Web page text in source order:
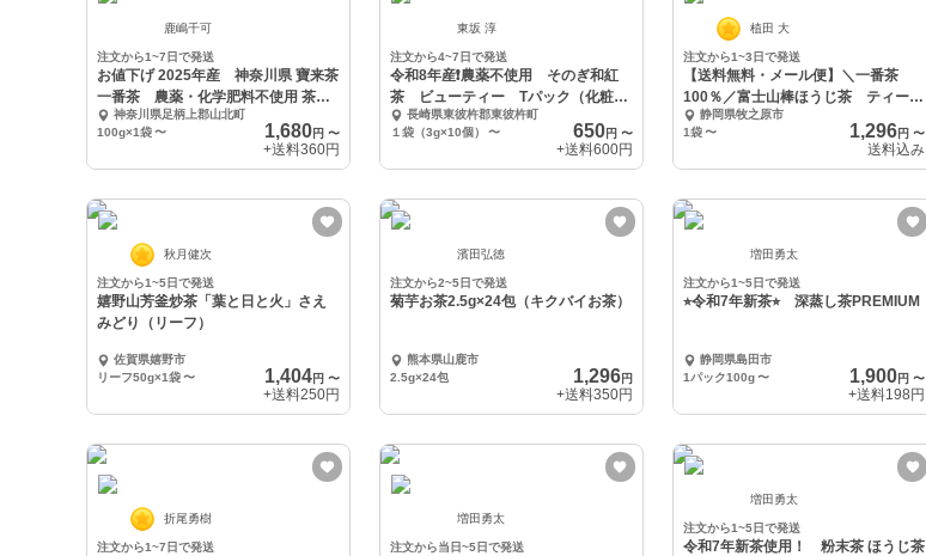
鹿嶋千可
注文から1~7日で発送
お値下げ 2025年産 神奈川県 寶来茶
一番茶 農薬・化学肥料不使用 茶畑
再生神奈川県足柄上郡山北町
100g×1袋〜 1,680円 〜
+送料360円
東坂 淳
注文から4~7日で発送
令和8年産❗️農薬不使用 そのぎ和紅
茶 ビューティー Tパック（化粧箱
なし）
長崎県東彼杵郡東彼杵町
１袋（3g×10個）
〜 650円 〜
+送料600円
植田 大
注文から1~3日で発送
【送料無料・メール便】＼一番茶
100％／富士山棒ほうじ茶 ティーバ
ッグ静岡県牧之原市
1袋 〜 1,296円〜
送料込み
秋月健次
注文から1~5日で発送
嬉野山芳釜炒茶「葉と日と火」さえ
みどり（リーフ）
佐賀県嬉野市
リーフ50g×1袋〜 1,404円 〜
+送料250円
濱田弘徳
注文から2~5日で発送
菊芋お茶2.5g×24包（キクバイお茶）
熊本県山鹿市
2.5g×24包
1,296円
+送料350円
増田勇太
注文から1~5日で発送
⭐︎令和7年新茶⭐︎ 深蒸し茶PREMIUM
静岡県島田市
1パック100g 〜 1,900円〜
+送料198円
折尾勇樹
注文から1~7日で発送
増田勇太
注文から当日~5日で発送
増田勇太
注文から1~5日で発送
令和7年新茶使用！ 粉末茶 ほうじ茶